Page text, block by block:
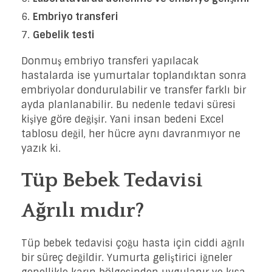
Embriyo transferi
Gebelik testi
Donmuş embriyo transferi yapılacak
hastalarda ise yumurtalar toplandıktan sonra
embriyolar dondurulabilir ve transfer farklı bir
ayda planlanabilir. Bu nedenle tedavi süresi
kişiye göre değişir. Yani insan bedeni Excel
tablosu değil, her hücre aynı davranmıyor ne
yazık ki.
Tüp Bebek Tedavisi
Ağrılı mıdır?
Tüp bebek tedavisi çoğu hasta için ciddi ağrılı
bir süreç değildir. Yumurta geliştirici iğneler